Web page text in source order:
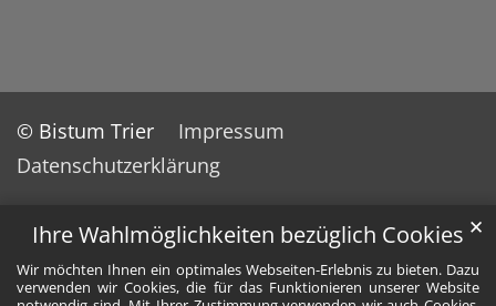
Ihre Wahlmöglichkeiten bezüglich Cookies
Wir möchten Ihnen ein optimales Webseiten-Erlebnis zu bieten. Dazu
verwenden wir Cookies, die für das Funktionieren unserer Website
✕
© Bistum Trier
Impressum
Datenschutzerklärung